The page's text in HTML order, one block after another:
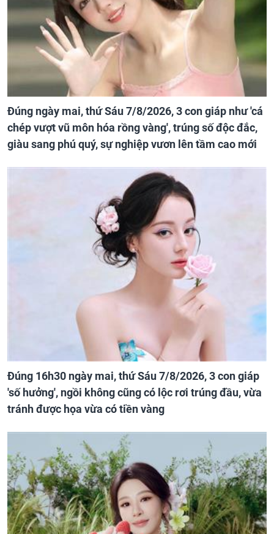
Đúng ngày mai, thứ Sáu 7/8/2026, 3 con giáp như 'cá
chép vượt vũ môn hóa rồng vàng', trúng số độc đắc,
giàu sang phú quý, sự nghiệp vươn lên tầm cao mới
Đúng 16h30 ngày mai, thứ Sáu 7/8/2026, 3 con giáp
'số hưởng', ngồi không cũng có lộc rơi trúng đầu, vừa
tránh được họa vừa có tiền vàng